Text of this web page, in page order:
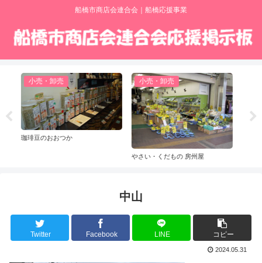
船橋市商店会連合会｜船橋応援事業
飲食
そば処 志な乃
小売・卸売
メガネドラッグ 津
中山
Twitter Facebook LINE コピー
2024.05.31